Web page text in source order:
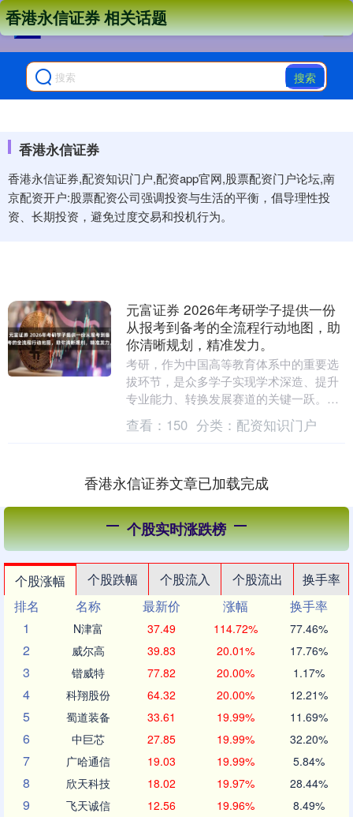
搜索
香港永信证券
香港永信证券,配资知识门户,配资app官网,股票配资门户论坛,南
京配资开户:股票配资公司强调投资与生活的平衡，倡导理性投
资、长期投资，避免过度交易和投机行为。
香港永信证券 相关话题
元富证券 2026年考研学子提供一份
从报考到备考的全流程行动地图，助
你清晰规划，精准发力。
考研，作为中国高等教育体系中的重要选
拔环节，是众多学子实现学术深造、提升
专业能力、转换发展赛道的关键一跃。对
于专科背景的考生而言，这更是一次打破
学历壁垒、实现人....
查看： 150 分类： 配资知识门户
香港永信证券文章已加载完成
个股实时涨跌榜
个股涨幅 个股跌幅 个股流入 个股流出
换手率
排名
名称 最新价 涨幅
换手率
1
N津富 37.49 114.72% 77.46%
2 威尔高 39.83 20.01% 17.76%
3 锴威特 77.82 20.00% 1.17%
4 科翔股份 64.32 20.00% 12.21%
5 蜀道装备 33.61 19.99% 11.69%
6 中巨芯 27.85 19.99% 32.20%
7 广哈通信 19.03 19.99% 5.84%
8 欣天科技 18.02 19.97% 28.44%
9 飞天诚信 12.56 19.96% 8.49%